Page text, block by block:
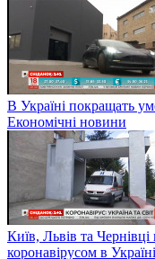
В Україні покращать
Економічні новини
Київ, Львів та
коронавірусом в Україні